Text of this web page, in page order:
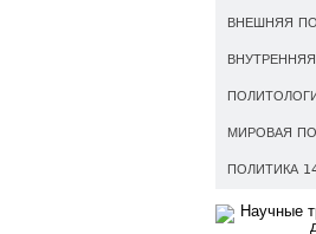
ВНЕШНЯЯ
МИРОВАЯ
ПОЛИТИКА